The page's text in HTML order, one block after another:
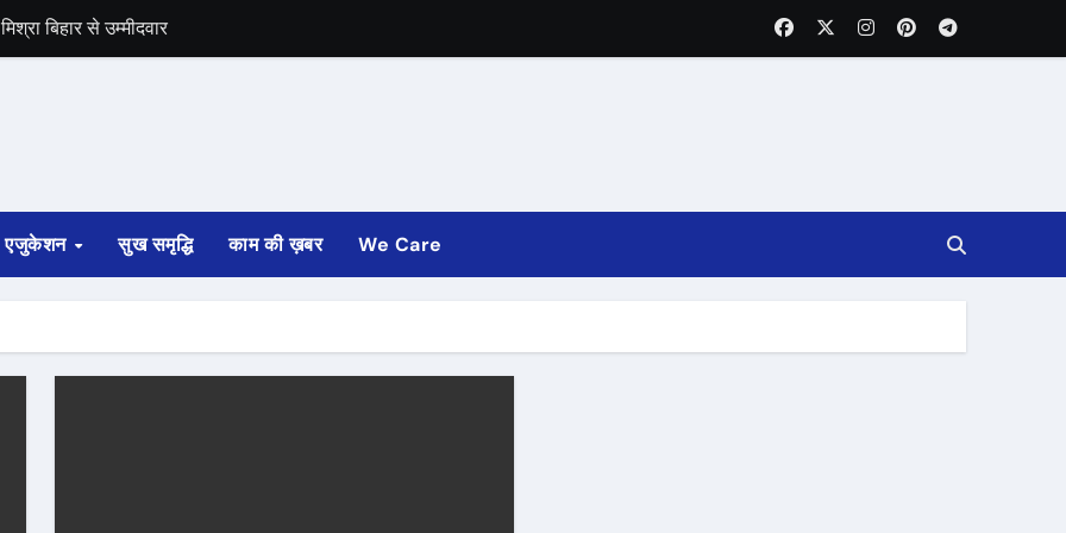
बिहार से उम्मीदवार
एजुकेशन सुख समृद्धि काम की ख़बर We Care